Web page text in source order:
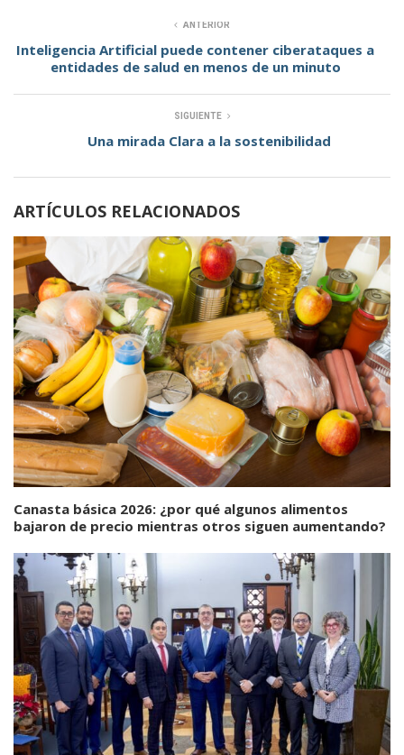
ANTERIOR
Inteligencia Artificial puede contener ciberataques a
entidades de salud en menos de un minuto
SIGUIENTE
Una mirada Clara a la sostenibilidad
ARTÍCULOS RELACIONADOS
Canasta básica 2026: ¿por qué algunos alimentos
bajaron de precio mientras otros siguen aumentando?